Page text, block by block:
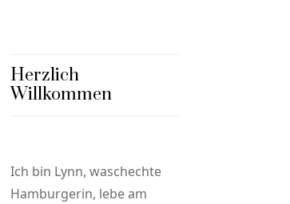
Herzlich
Willkommen
Ich bin Lynn, waschechte
Hamburgerin, lebe am